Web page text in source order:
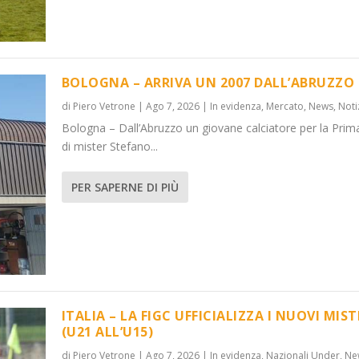
,Notizie
MISTER...
,News
BOLOGNA – ARRIVA UN 2007 DALL’ABRUZZO
di Piero Vetrone | Ago 7, 2026| In evidenza, Mercato, News,
Bologna – Dall’Abruzzo un giovane calciatore per la
di mister Stefano...
PER SAPERNE DI PIÙ
ITALIA – LA FIGC UFFICIALIZZA I NUOVI
(U21 ALL’U15)
di Piero Vetrone | Ago 7, 2026| In evidenza, Nazionali Under,